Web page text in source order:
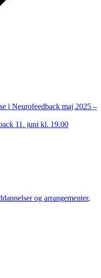
i Neurofeedback maj 2025 –
11. juni kl. 19.00
og arrangementer,